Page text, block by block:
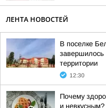
ЛЕНТА НОВОСТЕЙ
В поселке
территории
12:30
Почему
и невкусным?